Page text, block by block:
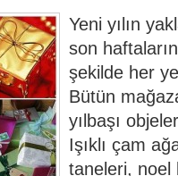
Yeni yılın
son
şekilde her
Bütün
yılbaşı
Işıklı çam
taneleri, noel